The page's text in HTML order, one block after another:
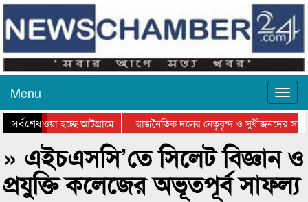
Menu
সর্বশেষ
যাওয়া হচ্ছে আটগ্রামে
রাজনৈতিক দলের নেতৃবৃন্দ ও সুধীজনদের সাথে
পুরস্কার বিতরণ সম্পন্ন
সিলেটে বাংলাদেশ গ্রুপ থিয়েটার
» এইচএসসি’তে সিলেট বিজ্ঞান ও
প্রযুক্তি কলেজের অভূতপূর্ব সাফল্য